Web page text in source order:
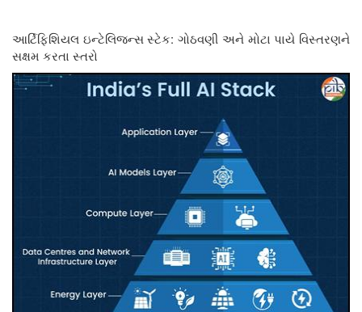
આર્ટિફિશિયલ ઇન્ટેલિજન્સ સ્ટેક:ગોઠવણી અને મોટા પાયે વિસ્તરણને
સક્ષમ કરતા સ્તરો